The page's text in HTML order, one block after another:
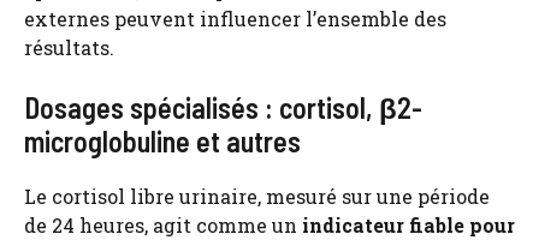
externes peuvent influencer l’ensemble des
résultats.
Dosages spécialisés : cortisol, β2-
microglobuline et autres
Le cortisol libre urinaire, mesuré sur une période
de 24 heures, agit comme un indicateur fiable pour